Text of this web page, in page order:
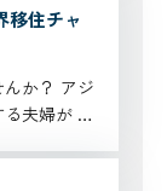
移住チャ
か？ アジ
る夫婦が …